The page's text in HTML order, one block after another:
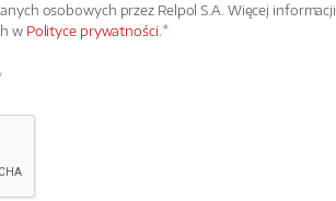
osobowych przez Relpol S.A. Więcej informacji
w Polityce prywatności.*